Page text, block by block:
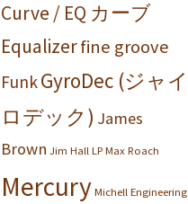
Curve / EQ カーブ
Equalizerfine groove
FunkGyroDec (ジャイ
ロデック) James
Brown Jim Hall LP Max Roach
Mercury Michell Engineering